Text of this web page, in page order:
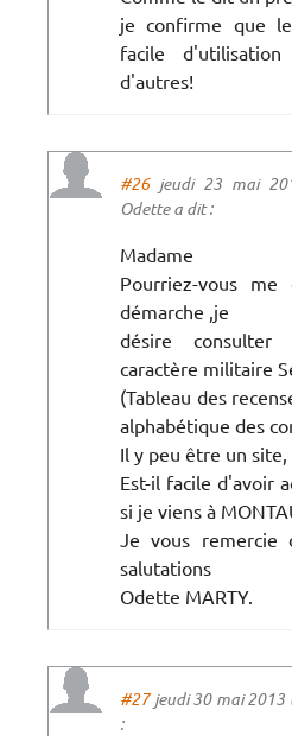
je confirme que
facile
d'autres!
#26jeudi 23 mai
Odette a dit :
Madame
Pourriez-vous
démarche ,je
désire
caractère militaire
(Tableau des
alphabétique des
Il y peu être un site,
Est-il facile d'avoir
si je viens à
Je vous remercie
salutations
Odette MARTY.
#27jeudi 30 mai 2013
: